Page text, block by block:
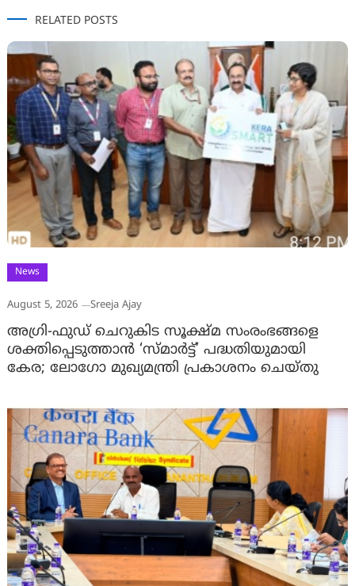
RELATED POSTS
News
August 5, 2026 Sreeja Ajay
അഗ്രി-ഫുഡ് ചെറുകിട സൂക്ഷ്മ സംരംഭങ്ങളെ
ശക്തിപ്പെടുത്താന്‍ ‘സ്മാര്‍ട്ട്’ പദ്ധതിയുമായി
കേര; ലോഗോ മുഖ്യമന്ത്രി പ്രകാശനം ചെയ്തു